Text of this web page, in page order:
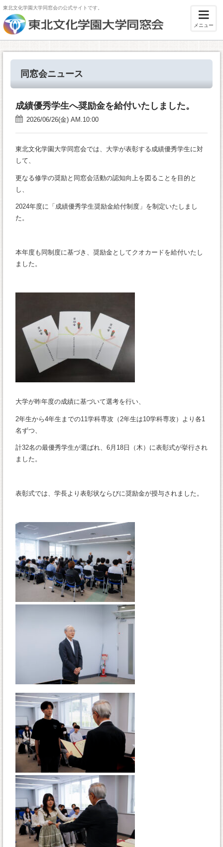
東北文化学園大学同窓会の公式サイトです。
メニュー
同窓会ニュース
成績優秀学生へ奨励金を給付いたしました。
2026/06/26(金) AM.10:00
東北文化学園大学同窓会では、大学が表彰する成績優秀学生に対
して、
更なる修学の奨励と同窓会活動の認知向上を図ることを目的と
し、
2024年度に「成績優秀学生奨励金給付制度」を制定いたしまし
た。
本年度も同制度に基づき、奨励金としてクオカードを給付いたし
ました。
大学が昨年度の成績に基づいて選考を行い、
2年生から4年生までの11学科専攻（2年生は10学科専攻）より各1
名ずつ、
計32名の最優秀学生が選ばれ、6月18日（木）に表彰式が挙行され
ました。
表彰式では、学長より表彰状ならびに奨励金が授与されました。